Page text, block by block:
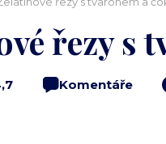
řezy s
Komentáře